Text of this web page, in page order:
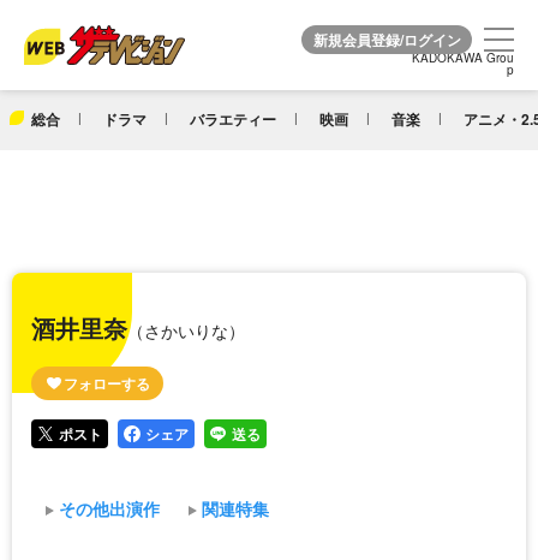
KADOKAWA Grou
p
総合 ドラマ バラエティー 映画 音楽 アニメ・
KADOKAWA Grou
p
酒井里奈（さかいりな）
ポスト シェア 送る
その他出演作 関連特集